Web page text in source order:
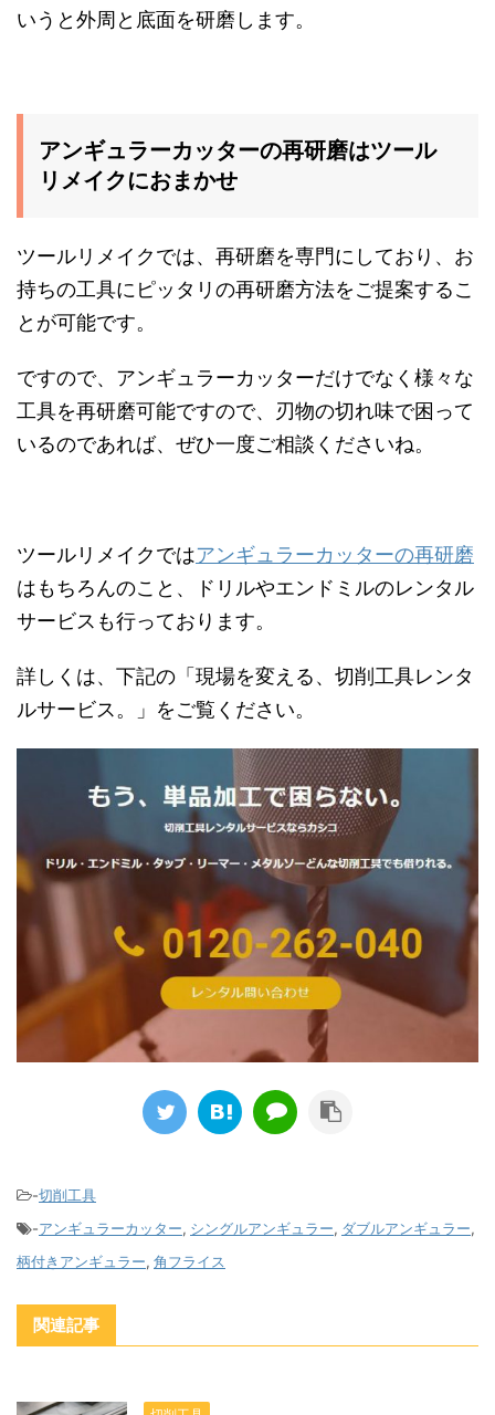
いうと外周と底面を研磨します。
アンギュラーカッターの再研磨はツール
リメイクにおまかせ
ツールリメイクでは、再研磨を専門にしており、お
持ちの工具にピッタリの再研磨方法をご提案するこ
とが可能です。
ですので、アンギュラーカッターだけでなく様々な
工具を再研磨可能ですので、刃物の切れ味で困って
いるのであれば、ぜひ一度ご相談くださいね。
ツールリメイクではアンギュラーカッターの再研磨
はもちろんのこと、ドリルやエンドミルのレンタル
サービスも行っております。
詳しくは、下記の「現場を変える、切削工具レンタ
ルサービス。」をご覧ください。
-切削工具
-アンギュラーカッター, シングルアンギュラー, ダブルアンギュラー,
柄付きアンギュラー, 角フライス
関連記事